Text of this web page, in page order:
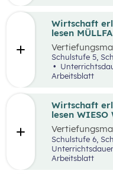
Wirtschaft
lesen
aufbereiteten
Haushalt”.
Arbeitsblatt
Wirtschaft
lesen WIESO
aufbereiteten
teurer?”.
Arbeitsblatt